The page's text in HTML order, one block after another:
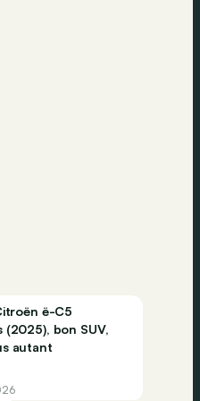
ë-C5
(2025), bon SUV,
autant